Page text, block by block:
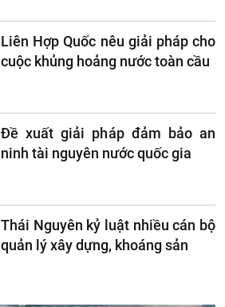
Liên Hợp Quốc nêu giải pháp cho
cuộc khủng hoảng nước toàn cầu
Đề xuất giải pháp đảm bảo an
ninh tài nguyên nước quốc gia
Thái Nguyên kỷ luật nhiều cán bộ
quản lý xây dựng, khoáng sản